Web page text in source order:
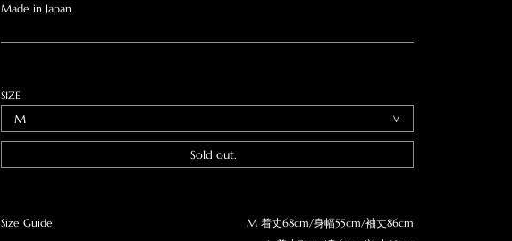
Made in Japan
SIZE
Sold out.
Size Guide
M 着丈68cm/身幅55cm/袖丈86cm